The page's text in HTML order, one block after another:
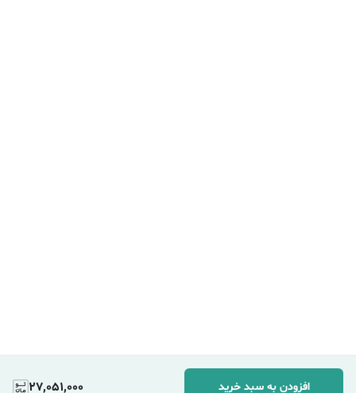
27,051,000 افزودن به سبد خرید